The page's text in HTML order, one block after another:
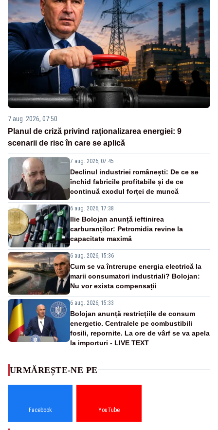
7 aug. 2026, 07:50
Planul de criză privind raționalizarea energiei: 9
scenarii de risc în care se aplică
7 aug. 2026, 07:45
Declinul industriei românești: De ce se
închid fabricile profitabile și de ce
continuă exodul forței de muncă
6 aug. 2026, 17:38
Ilie Bolojan anunță ieftinirea
carburanților: Petromidia revine la
capacitate maximă
6 aug. 2026, 15:36
Cum se va întrerupe energia electrică la
marii consumatori industriali? Bolojan:
Nu vor exista compensații
6 aug. 2026, 15:33
Bolojan anunță restricțiile de consum
energetic. Centralele pe combustibili
fosili, repornite. La ore de vârf se va apela
la importuri - LIVE TEXT
URMĂREȘTE-NE PE
Facebook YouTube